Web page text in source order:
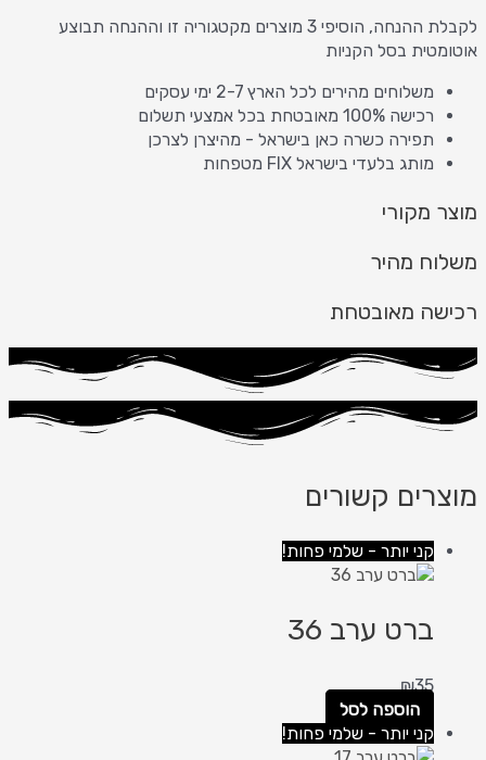
לקבלת ההנחה, הוסיפי 3 מוצרים מקטגוריה זו וההנחה תבוצע
אוטומטית בסל הקניות
משלוחים מהירים לכל הארץ 2-7 ימי עסקים
רכישה 100% מאובטחת בכל אמצעי תשלום
תפירה כשרה כאן בישראל - מהיצרן לצרכן
מותג בלעדי בישראל FIX מטפחות
מוצר מקורי
משלוח מהיר
רכישה מאובטחת
מוצרים קשורים
קני יותר - שלמי פחות!
ברט ערב 36
₪35
הוספה לסל
קני יותר - שלמי פחות!